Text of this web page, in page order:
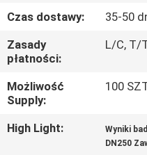
JAKOŚCI
SKONTAKTUJ
SIĘ
Z
NAMI
Czas dostawy:
35-50
Zasady
płatności:
L/C, T/
Możliwość
Supply:
100
High Light: Wyniki
DN250